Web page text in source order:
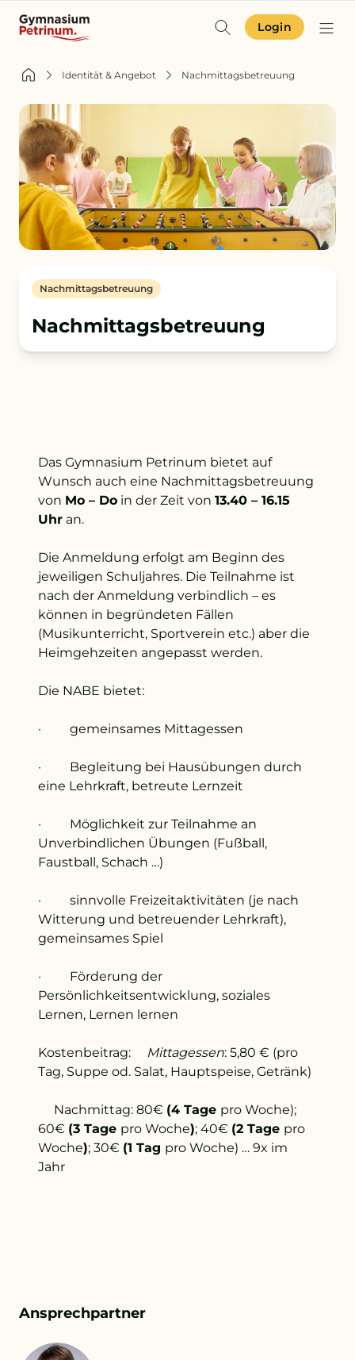
Identität & Angebot
Projekte & Aktuelles
Schulgemeinschaft
Orientierung
Zum Schulkompass
Zur Aufnahme
Stellenangebote
Login
Identität & Angebot Nachmittagsbetreuung
Nachmittagsbetreuung
Nachmittagsbetreuung
Das Gymnasium Petrinum bietet auf
Wunsch auch eine Nachmittagsbetreuung
von Mo – Do in der Zeit von 13.40 – 16.15
Uhr an.
Die Anmeldung erfolgt am Beginn des
jeweiligen Schuljahres. Die Teilnahme ist
nach der Anmeldung verbindlich – es
können in begründeten Fällen
(Musikunterricht, Sportverein etc.) aber die
Heimgehzeiten angepasst werden.
Die NABE bietet:
· gemeinsames Mittagessen
· Begleitung bei Hausübungen durch
eine Lehrkraft, betreute Lernzeit
· Möglichkeit zur Teilnahme an
Unverbindlichen Übungen (Fußball,
Faustball, Schach …)
· sinnvolle Freizeitaktivitäten (je nach
Witterung und betreuender Lehrkraft),
gemeinsames Spiel
· Förderung der
Persönlichkeitsentwicklung, soziales
Lernen, Lernen lernen
Kostenbeitrag: Mittagessen: 5,80 € (pro
Tag, Suppe od. Salat, Hauptspeise, Getränk)
Nachmittag: 80€ (4 Tage pro Woche);
60€ (3 Tage pro Woche); 40€ (2 Tage pro
Woche); 30€ (1 Tag pro Woche) … 9x im
Jahr
Ansprechpartner